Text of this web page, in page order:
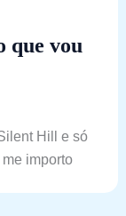
que vou
Hill e só
importo